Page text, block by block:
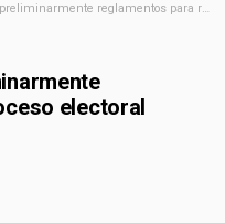
reglamentos para regir proceso electoral interno
electoral